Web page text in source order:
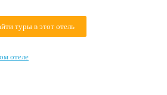
туры в этот отель
отеле